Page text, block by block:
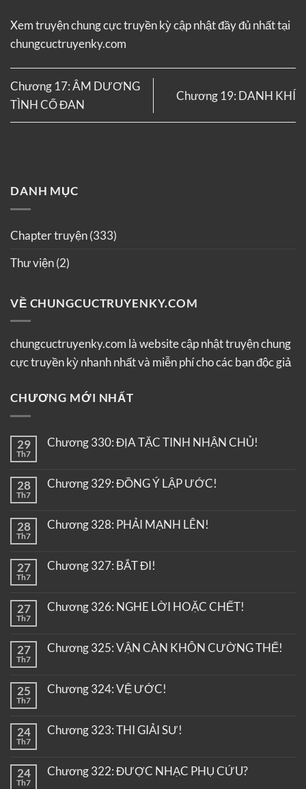
Xem truyệnchung cực truyền kỳcập nhật đầy đủ nhất tại
chungcuctruyenky.com
Chương 17: ÂM DƯƠNG
TÌNH CỔ ĐAN
Chương 19: DANH KHÍ
DANH MỤC
Chapter truyện(333)
Thư viện(2)
VỀ CHUNGCUCTRUYENKY.COM
chungcuctruyenky.com là website cập nhật truyện chung
cực truyền kỳ nhanh nhất và miễn phí cho các bạn độc giả
CHƯƠNG MỚI NHẤT
29
Th7
Chương 330: ĐỊA TẶC TINH NHẬN CHỦ!
28
Th7
Chương 329: ĐỒNG Ý LẬP ƯỚC!
28
Th7
Chương 328: PHẢI MẠNH LÊN!
27
Th7
Chương 327: BẮT ĐI!
27
Th7
Chương 326: NGHE LỜI HOẶC CHẾT!
27
Th7
Chương 325: VẬN CÀN KHÔN CƯỜNG THẾ!
25
Th7
Chương 324: VỆ ƯỚC!
24
Th7
Chương 323: THI GIẢI SƯ!
24
Th7
Chương 322: ĐƯỢC NHẠC PHỤ CỨU?